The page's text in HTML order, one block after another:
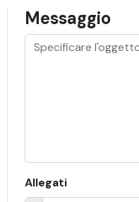
Messaggio
Allegati